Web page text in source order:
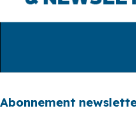
Abonnement